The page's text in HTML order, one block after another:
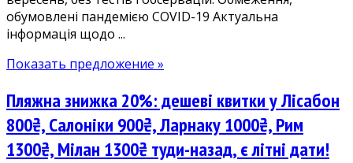
обумовлені пандемією COVID-19 Актуальна
інформація щодо ...
Показать предложение »
Пляжна знижка 20%: дешеві квитки у Лісабон
800₴, Салоніки 900₴, Ларнаку 1000₴, Рим
1300₴, Мілан 1300₴ туди-назад, є літні дати!